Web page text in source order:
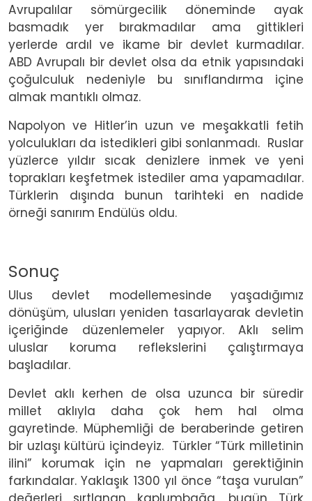
Avrupalılar sömürgecilik döneminde ayak
basmadık yer bırakmadılar ama gittikleri
yerlerde ardıl ve ikame bir devlet kurmadılar.
ABD Avrupalı bir devlet olsa da etnik yapısındaki
çoğulculuk nedeniyle bu sınıflandırma içine
almak mantıklı olmaz.
Napolyon ve Hitler’in uzun ve meşakkatli fetih
yolculukları da istedikleri gibi sonlanmadı. Ruslar
yüzlerce yıldır sıcak denizlere inmek ve yeni
toprakları keşfetmek istediler ama yapamadılar.
Türklerin dışında bunun tarihteki en nadide
örneği sanırım Endülüs oldu.
Sonuç
Ulus devlet modellemesinde yaşadığımız
dönüşüm, ulusları yeniden tasarlayarak devletin
içeriğinde düzenlemeler yapıyor. Aklı selim
uluslar koruma reflekslerini çalıştırmaya
başladılar.
Devlet aklı kerhen de olsa uzunca bir süredir
millet aklıyla daha çok hem hal olma
gayretinde. Müphemliği de beraberinde getiren
bir uzlaşı kültürü içindeyiz. Türkler “Türk milletinin
ilini” korumak için ne yapmaları gerektiğinin
farkındalar. Yaklaşık 1300 yıl önce “taşa vurulan”